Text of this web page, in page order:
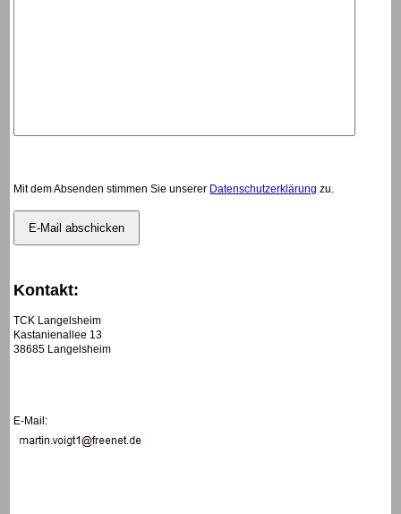
Mit dem Absenden stimmen Sie unserer Datenschutzerklärung zu.
Kontakt:
TCK Langelsheim
Kastanienallee 13
38685 Langelsheim
E-Mail: